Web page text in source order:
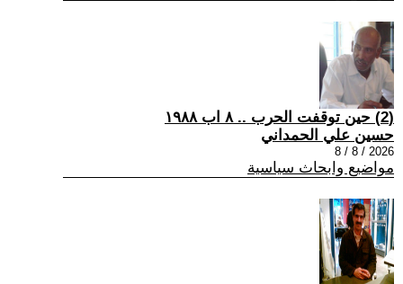
(2) حين توقفت الحرب .. ٨ اب ١٩٨٨
حسين علي الحمداني
2026 / 8 / 8
مواضيع وابحاث سياسية